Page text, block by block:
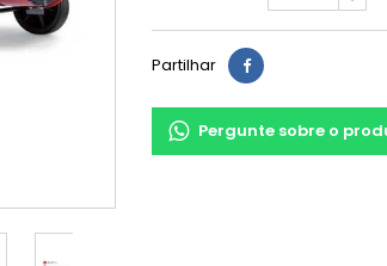
Partilhar
Pergunte sobre o